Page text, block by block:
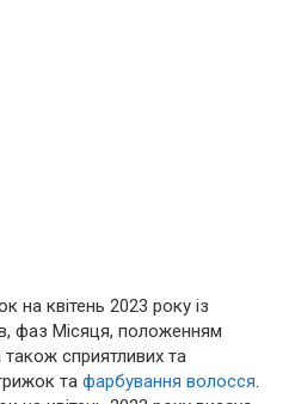
на квітень 2023 року із
фаз Місяця, положенням
також сприятливих та
та фарбування волосся.